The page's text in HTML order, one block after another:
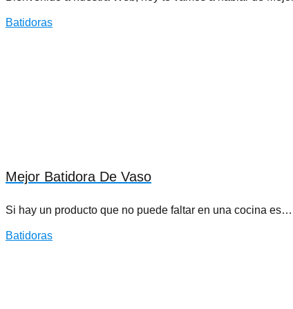
Batidoras
Mejor Batidora De Vaso
Si hay un producto que no puede faltar en una cocina es…
Batidoras